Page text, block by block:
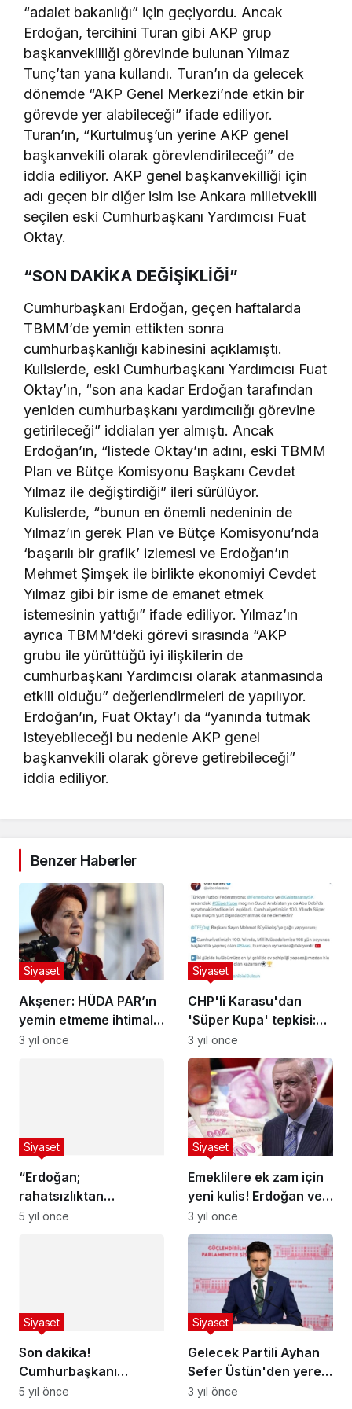
“adalet bakanlığı” için geçiyordu. Ancak
Erdoğan, tercihini Turan gibi AKP grup
başkanvekilliği görevinde bulunan Yılmaz
Tunç’tan yana kullandı. Turan’ın da gelecek
dönemde “AKP Genel Merkezi’nde etkin bir
görevde yer alabileceği” ifade ediliyor.
Turan’ın, “Kurtulmuş’un yerine AKP genel
başkanvekili olarak görevlendirileceği” de
iddia ediliyor. AKP genel başkanvekilliği için
adı geçen bir diğer isim ise Ankara milletvekili
seçilen eski Cumhurbaşkanı Yardımcısı Fuat
Oktay.
“SON DAKİKA DEĞİŞİKLİĞİ”
Cumhurbaşkanı Erdoğan, geçen haftalarda
TBMM’de yemin ettikten sonra
cumhurbaşkanlığı kabinesini açıklamıştı.
Kulislerde, eski Cumhurbaşkanı Yardımcısı Fuat
Oktay’ın, “son ana kadar Erdoğan tarafından
yeniden cumhurbaşkanı yardımcılığı görevine
getirileceği” iddiaları yer almıştı. Ancak
Erdoğan’ın, “listede Oktay’ın adını, eski TBMM
Plan ve Bütçe Komisyonu Başkanı Cevdet
Yılmaz ile değiştirdiği” ileri sürülüyor.
Kulislerde, “bunun en önemli nedeninin de
Yılmaz’ın gerek Plan ve Bütçe Komisyonu’nda
‘başarılı bir grafik’ izlemesi ve Erdoğan’ın
Mehmet Şimşek ile birlikte ekonomiyi Cevdet
Yılmaz gibi bir isme de emanet etmek
istemesinin yattığı” ifade ediliyor. Yılmaz’ın
ayrıca TBMM’deki görevi sırasında “AKP
grubu ile yürüttüğü iyi ilişkilerin de
cumhurbaşkanı Yardımcısı olarak atanmasında
etkili olduğu” değerlendirmeleri de yapılıyor.
Erdoğan’ın, Fuat Oktay’ı da “yanında tutmak
isteyebileceği bu nedenle AKP genel
başkanvekili olarak göreve getirebileceği”
iddia ediliyor.
Benzer Haberler
Akşener: HÜDA PAR’ın
yemin etmeme ihtimali
nedeniyle mazbatalar
Siyaset
3 yıl önce
CHP'li Karasu'dan
'Süper Kupa' tepkisi:
Sayın Mehmet
Büyükekşi'ye çağrı
yapıyorum…
Siyaset
3 yıl önce
“Erdoğan;
rahatsızlıktan
bahsedeceksen, ülke
senden rahatsız, ona
5 yıl önce
Emeklilere ek zam için
yeni kulis! Erdoğan ve
Mehmet Şimşek Ocak
ayını hedefledi
Siyaset
3 yıl önce
açıklamalar
5 yıl önce
Gelecek Partili Ayhan
Sefer Üstün'den yerel
seçim açıklaması: Tek
Siyaset
3 yıl önce